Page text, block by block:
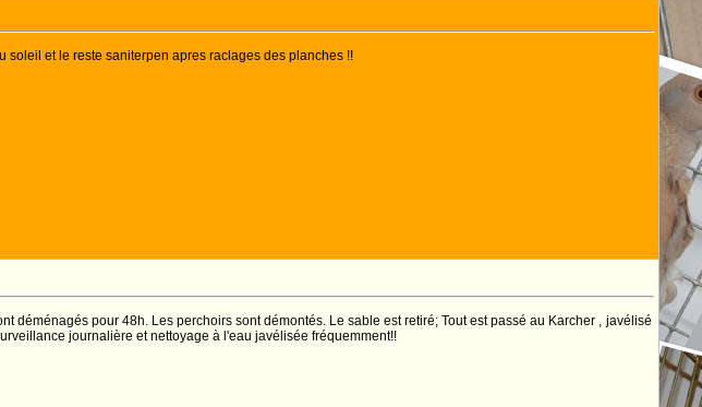
et le reste saniterpen apres raclages des planches !!
déménagés pour 48h. Les perchoirs sont démontés. Le sable est retiré; Tout est passé au Karcher , javélisé
journalière et nettoyage à l'eau javélisée fréquemment!!